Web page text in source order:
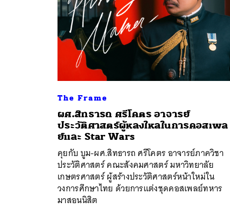
The Frame
ผศ.สิทธารถ ศรีโคตร อาจารย์
ประวัติศาสตร์ผู้หลงใหลในการคอสเพล
ย์และ Star Wars
คุยกับ บูม-ผศ.สิทธารถ ศรีโคตร อาจารย์ภาควิชา
ประวัติศาสตร์ คณะสังคมศาสตร์ มหาวิทยาลัย
เกษตรศาสตร์ ​ผู้สร้างประวัติศาสตร์หน้าใหม่ใน
วงการศึกษาไทย ด้วยการแต่งชุดคอสเพลย์ทหาร
มาสอนนิสิต